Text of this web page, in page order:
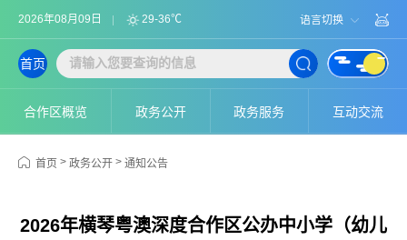
2026年08月09日 29-36℃ 语言切换
合作区概览 政务公开 政务服务 互动交流
首页
首页 > 政务公开 > 通知公告
2026年横琴粤澳深度合作区公办中小学（幼儿